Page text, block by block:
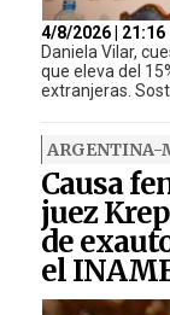
4/8/2026 | 21:16
Daniela Vilar,
que eleva del
extranjeras.
ARGENTINA-
Causa
juez
de
el